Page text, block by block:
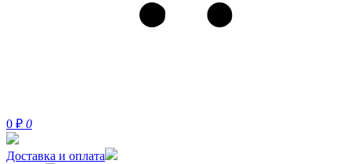
0 ₽ 0
Доставка и оплата